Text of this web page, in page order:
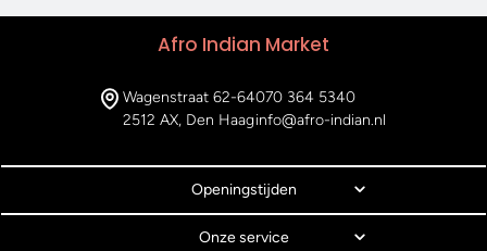
Afro Indian Market
Wagenstraat 62-64
2512 AX, Den Haag
070 364 5340
info@afro-indian.nl
Openingstijden
Onze service